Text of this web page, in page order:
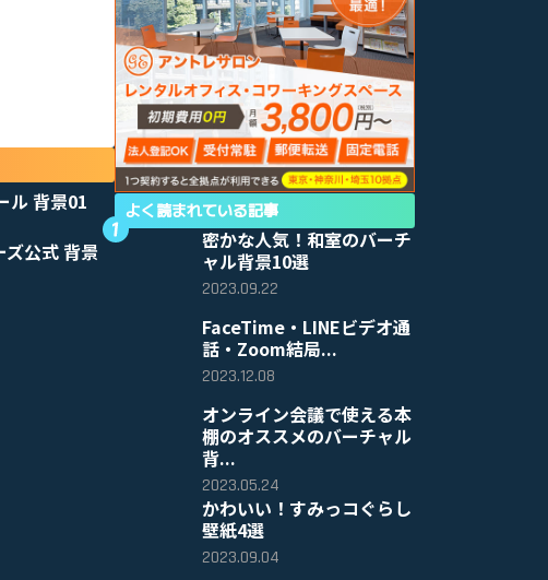
ル 背景01
公式 背景
よく読まれている記事
密かな人気！和室のバーチ
ャル背景10選
2023.09.22
FaceTime・LINEビデオ通
話・Zoom結局...
2023.12.08
オンライン会議で使える本
棚のオススメのバーチャル
背...
2023.05.24
かわいい！すみっコぐらし
壁紙4選
2023.09.04